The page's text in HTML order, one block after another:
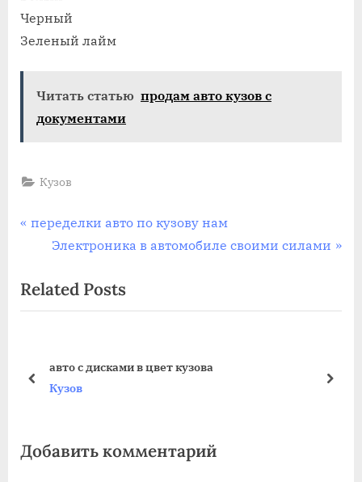
Черный
Зеленый лайм
Читать статью продам авто кузов с
документами
Кузов
Навигация
записям
P
v
i
s
s
переделки авто по кузову нам
N
x
t
Электроника в автомобиле своими силами
Related Posts
авто с дисками в цвет кузова
Кузов
prev next
Добавить комментарий